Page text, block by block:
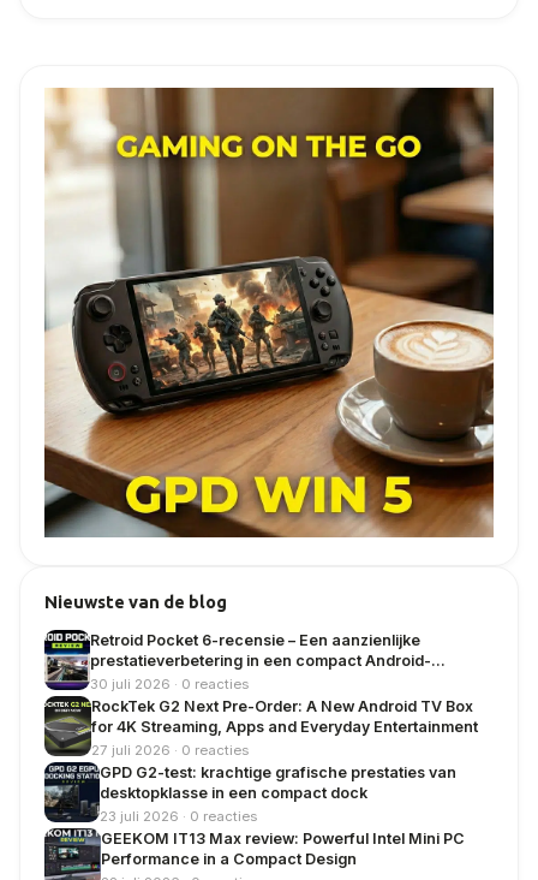
Nieuwste van de blog
Retroid Pocket 6-recensie – Een aanzienlijke
prestatieverbetering in een compact Android-
handapparaat
30 juli 2026 · 0 reacties
RockTek G2 Next Pre-Order: A New Android TV Box
for 4K Streaming, Apps and Everyday Entertainment
27 juli 2026 · 0 reacties
GPD G2-test: krachtige grafische prestaties van
desktopklasse in een compact dock
23 juli 2026 · 0 reacties
GEEKOM IT13 Max review: Powerful Intel Mini PC
Performance in a Compact Design